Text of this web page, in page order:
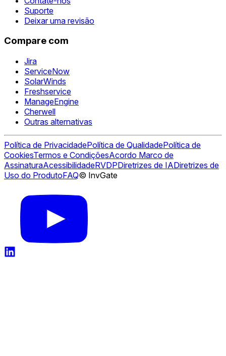
Suporte
Deixar uma revisão
Compare com
Jira
ServiceNow
SolarWinds
Freshservice
ManageEngine
Cherwell
Outras alternativas
Política de PrivacidadePolítica de QualidadePolítica de
CookiesTermos e CondiçõesAcordo Marco de
AssinaturaAcessibilidadeRVDPDiretrizes de IADiretrizes de
Uso do ProdutoFAQ© InvGate